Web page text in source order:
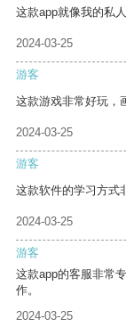
这款app就像我的私
2024-03-25
游客
这款游戏非常好玩，
2024-03-25
游客
这款软件的学习方式
2024-03-25
游客
这款app的客服非常
作。
2024-03-25